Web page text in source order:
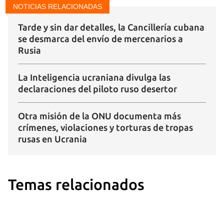
Para poder guardar como favorito, primero has de
NOTICIAS RELACIONADAS
Tarde y sin dar detalles, la Cancillería cubana
se desmarca del envío de mercenarios a
Rusia
La Inteligencia ucraniana divulga las
declaraciones del piloto ruso desertor
Otra misión de la ONU documenta más
crímenes, violaciones y torturas de tropas
rusas en Ucrania
Temas relacionados